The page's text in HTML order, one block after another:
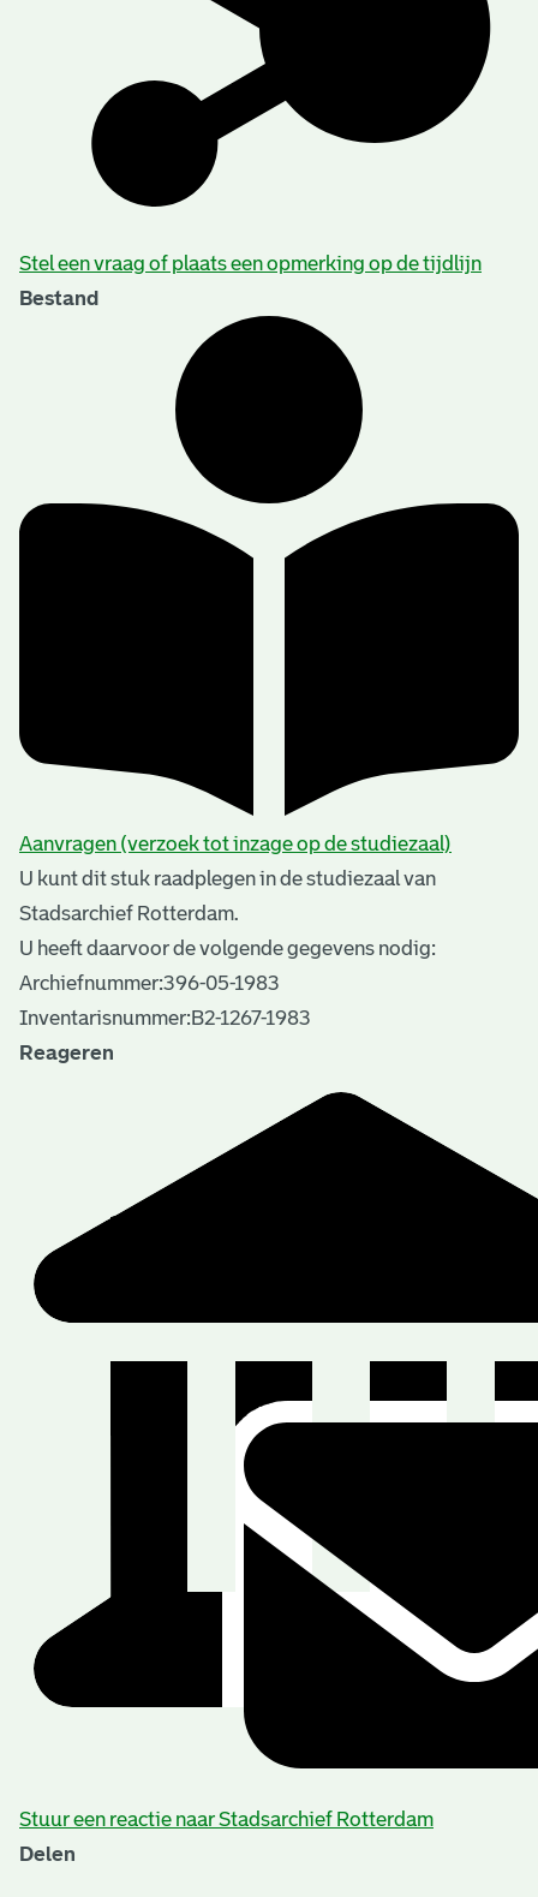
Stel een vraag of plaats een opmerking op de tijdlijn
Bestand
Aanvragen (verzoek tot inzage op de studiezaal)
U kunt dit stuk raadplegen in de studiezaal van
Stadsarchief Rotterdam.
U heeft daarvoor de volgende gegevens nodig:
Archiefnummer:396-05-1983
Inventarisnummer:B2-1267-1983
Reageren
Stuur een reactie naar Stadsarchief Rotterdam
Delen